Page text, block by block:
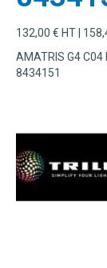
132,00 € HT |
AMATRIS G4
8434151